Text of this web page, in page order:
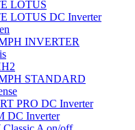
LOTUS
LOTUS DC Inverter
INVERTER
STANDARD
PRO DC Inverter
DC Inverter